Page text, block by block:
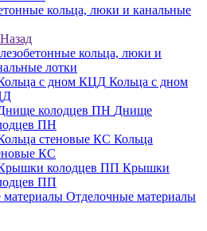
кольца, люки и канальные
Назад
кольца, люки и
лотки
Кольца с дном
Днище
ПН
Кольца
КС
Крышки
ПП
Отделочные материалы